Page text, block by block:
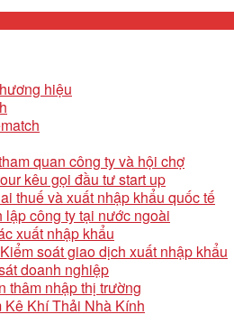
hiệu
quan công ty và hội chợ
kêu gọi đầu tư start up
thuế và xuất nhập khẩu quốc tế
lập công ty tại nước ngoài
xuất nhập khẩu
soát giao dịch xuất nhập khẩu
doanh nghiệp
thâm nhập thị trường
Kê Khí Thải Nhà Kính